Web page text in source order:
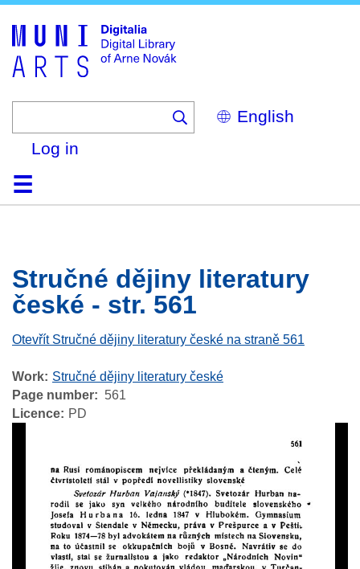
Select
your
Log in
HomeBrowse
Search
About
HelpContactDigitalia
Stručné dějiny literatury
české - str. 561
Otevřít Stručné dějiny literatury české na straně 561
Work
Stručné dějiny literatury české
Page number
561
Licence
PD